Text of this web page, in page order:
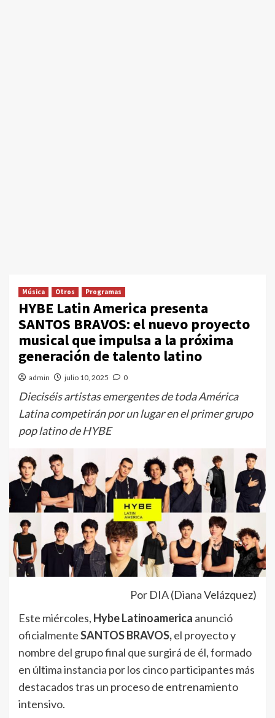
Música Otros Programas
HYBE Latin America presenta
SANTOS BRAVOS: el nuevo proyecto
musical que impulsa a la próxima
generación de talento latino
admin julio 10, 2025 0
Dieciséis artistas emergentes de toda América
Latina competirán por un lugar en el primer grupo
pop latino de HYBE
Por DIA (Diana Velázquez)
Este miércoles, Hybe Latinoamerica anunció
oficialmenteSANTOS BRAVOS,el proyecto y
nombre del grupo final que surgirá de él, formado
en última instancia por los cinco participantes más
destacados tras un proceso de entrenamiento
intensivo.